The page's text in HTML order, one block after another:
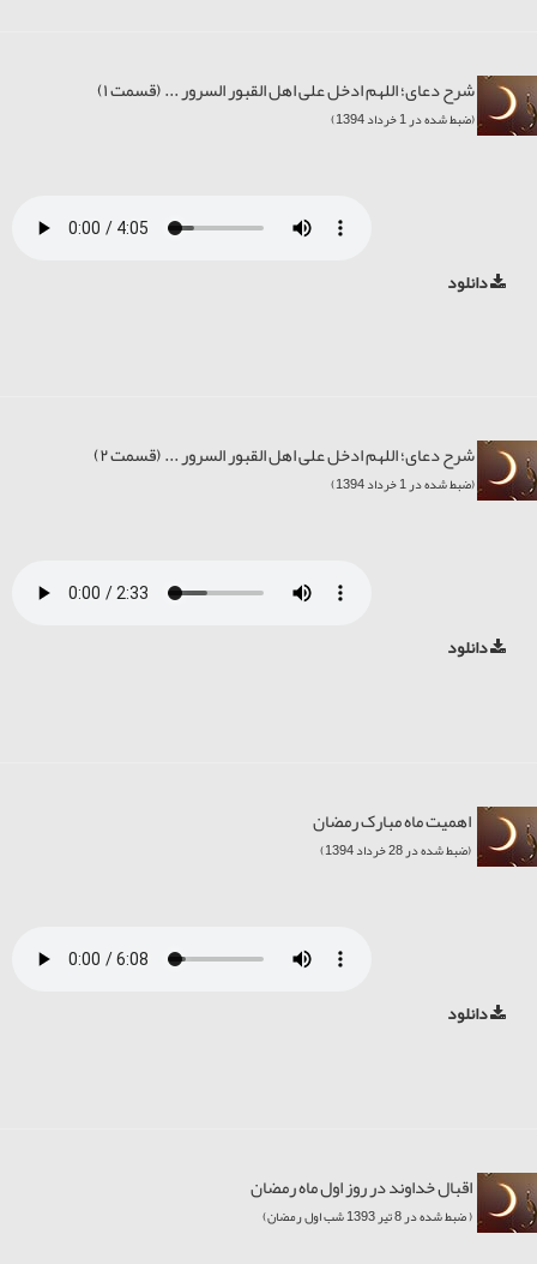
شرح دعای؛ اللهم ادخل علی اهل القبور السرور ... (قسمت ۱)
(ضبط شده در 1 خرداد 1394)
دانلود
شرح دعای؛ اللهم ادخل علی اهل القبور السرور ... (قسمت ۲)
(ضبط شده در 1 خرداد 1394)
دانلود
اهمیت ماه مبارک رمضان
(ضبط شده در 28 خرداد 1394)
دانلود
اقبال خداوند در روز اول ماه رمضان
( ضبط شده در 8 تیر 1393 شب اول رمضان)